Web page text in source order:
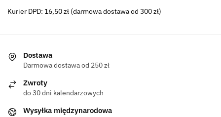
Kurier DPD: 16,50 zł (darmowa dostawa od 300 zł)
Dostawa
Darmowa dostawa od 250 zł
Zwroty
do 30 dni kalendarzowych
Wysyłka międzynarodowa